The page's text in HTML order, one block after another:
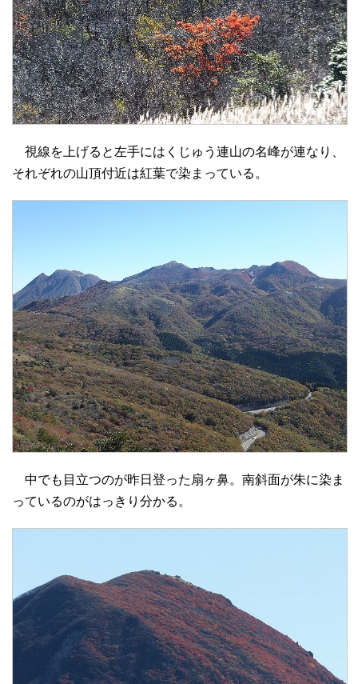
視線を上げると左手にはくじゅう連山の名峰が連なり、
それぞれの山頂付近は紅葉で染まっている。
中でも目立つのが昨日登った扇ヶ鼻。南斜面が朱に染ま
っているのがはっきり分かる。